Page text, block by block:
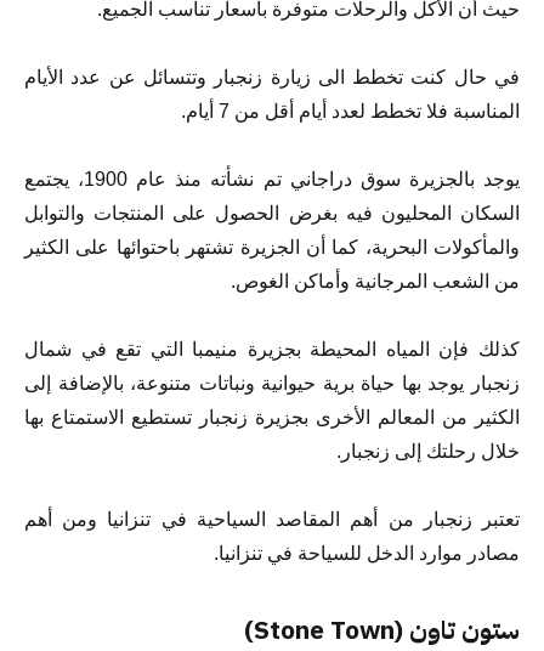
حيث أن الأكل والرحلات متوفرة بأسعار تناسب الجميع.
في حال كنت تخطط الى زيارة زنجبار وتتسائل عن عدد الأيام
المناسبة فلا تخطط لعدد أيام أقل من 7 أيام.
يوجد بالجزيرة سوق دراجاني تم نشأته منذ عام 1900، يجتمع
السكان المحليون فيه بغرض الحصول على المنتجات والتوابل
والمأكولات البحرية، كما أن الجزيرة تشتهر باحتوائها على الكثير
من الشعب المرجانية وأماكن الغوص.
كذلك فإن المياه المحيطة بجزيرة منيمبا التي تقع في شمال
زنجبار يوجد بها حياة برية حيوانية ونباتات متنوعة، بالإضافة إلى
الكثير من المعالم الأخرى بجزيرة زنجبار تستطيع الاستمتاع بها
خلال رحلتك إلى زنجبار.
تعتبر زنجبار من أهم المقاصد السياحية في تنزانيا ومن أهم
مصادر موارد الدخل للسياحة في تنزانيا.
ستون تاون (Stone Town)